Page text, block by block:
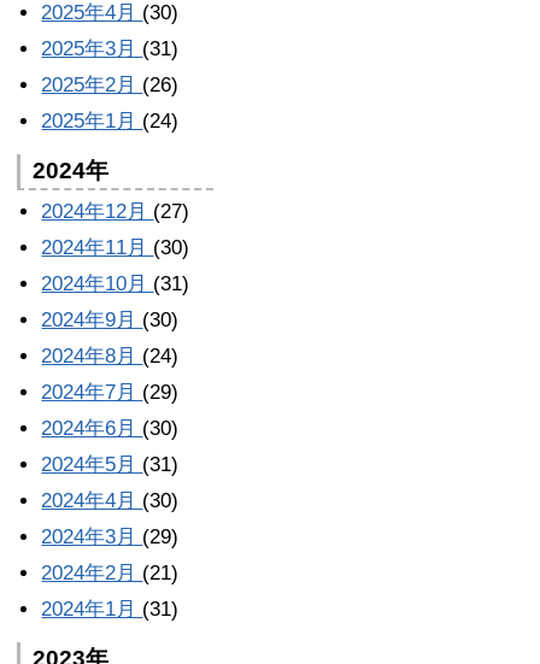
2025年4月 (30)
2025年3月 (31)
2025年2月 (26)
2025年1月 (24)
2024年
2024年12月 (27)
2024年11月 (30)
2024年10月 (31)
2024年9月 (30)
2024年8月 (24)
2024年7月 (29)
2024年6月 (30)
2024年5月 (31)
2024年4月 (30)
2024年3月 (29)
2024年2月 (21)
2024年1月 (31)
2023年